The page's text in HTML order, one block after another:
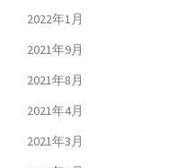
2022年1月
2021年9月
2021年8月
2021年4月
2021年3月